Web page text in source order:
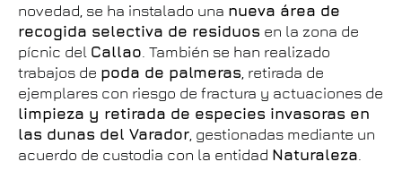
novedad, se ha instalado una nueva área de
recogida selectiva de residuos en la zona de
pícnic del Callao . También se han realizado
trabajos de poda de palmeras , retirada de
ejemplares con riesgo de fractura y actuaciones de
limpieza y retirada de especies invasoras en
las dunas del Varador , gestionadas mediante un
acuerdo de custodia con la entidad Naturaleza